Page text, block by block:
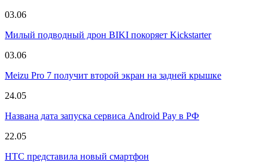
03.06
Милый подводный дрон BIKI покоряет Kickstarter
03.06
Meizu Pro 7 получит второй экран на задней крышке
24.05
Названа дата запуска сервиса Android Pay в РФ
22.05
HTC представила новый смартфон